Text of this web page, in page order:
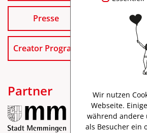
Presse
Creator Program
Partner
Wir nutzen
Webseite.
während andere
als Besucher ein